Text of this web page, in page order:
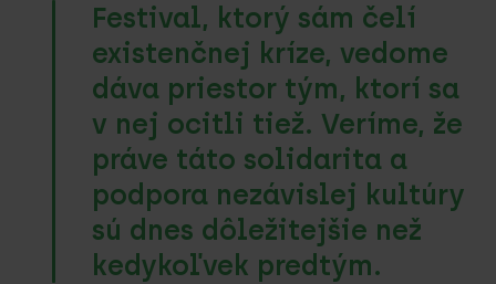
Festival, ktorý sám čelí
existenčnej kríze, vedome
dáva priestor tým, ktorí sa
v nej ocitli tiež. Veríme, že
práve táto solidarita a
podpora nezávislej kultúry
sú dnes dôležitejšie než
kedykoľvek predtým.